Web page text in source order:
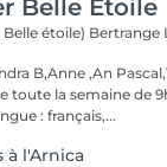
Belle Etoile
Belle étoile) Bertrange
B,Anne ,An
toute la semaine de
humeur ! Langue : français,...
à l'Arnica